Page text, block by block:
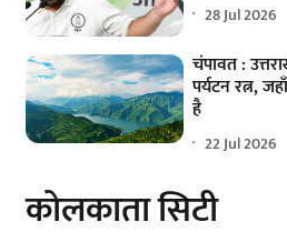
28 Jul 2026
चंपावत :
पर्यटन रत्न,
है
22 Jul 2026
कोलकाता सिटी